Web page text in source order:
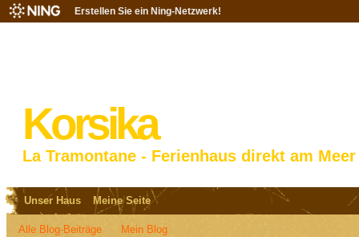
Erstellen Sie ein Ning-Netzwerk!
Korsika
La Tramontane - Ferienhaus direkt am Meer
Unser Haus Meine Seite
Alle Blog-Beiträge Mein Blog